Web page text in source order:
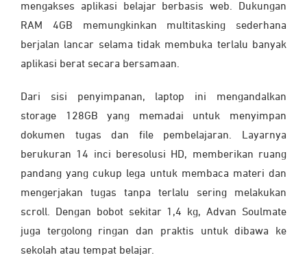
mengakses aplikasi belajar berbasis web. Dukungan
RAM 4GB memungkinkan multitasking sederhana
berjalan lancar selama tidak membuka terlalu banyak
aplikasi berat secara bersamaan.
Dari sisi penyimpanan, laptop ini mengandalkan
storage 128GB yang memadai untuk menyimpan
dokumen tugas dan file pembelajaran. Layarnya
berukuran 14 inci beresolusi HD, memberikan ruang
pandang yang cukup lega untuk membaca materi dan
mengerjakan tugas tanpa terlalu sering melakukan
scroll. Dengan bobot sekitar 1,4 kg, Advan Soulmate
juga tergolong ringan dan praktis untuk dibawa ke
sekolah atau tempat belajar.